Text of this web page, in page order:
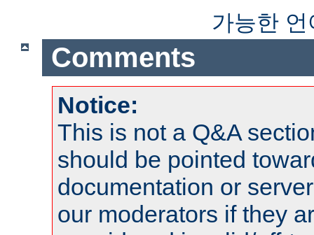
가능한
Comments
Notice:
This is not a Q&A
should be pointed
documentation or
our moderators if they